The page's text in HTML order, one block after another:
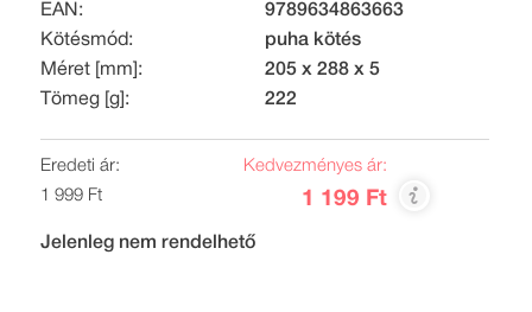
EAN:
9789634863663
Kötésmód:
puha kötés
Méret [mm]:
205 x 288 x 5
Tömeg [g]:
222
Eredeti ár:
1 999 Ft
Kedvezményes ár:
1 199 Ft
Jelenleg nem rendelhető